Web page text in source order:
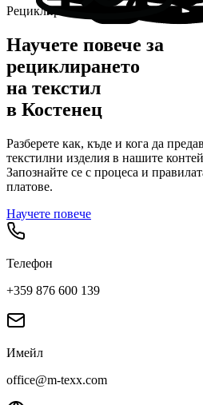
Рециклиране в
Костенец
Научете повече за
рециклирането
на текстил
в Костенец
Разберете как, къде и кога да
текстилни изделия в нашите
Запознайте се с процеса и
платове.
Научете повече
Телефон
+359 876 600 139
Имейл
office@m-texx.com